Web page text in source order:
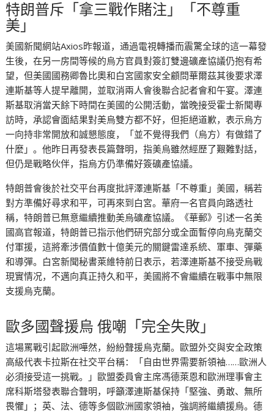
特朗普斥「拿三戰作賭注」「不尊重
美」
美國新聞網站Axios昨報道，通過電視轉播而震驚全球的這一幕發
生後，在另一房間等候的烏方官員對簽訂雙邊礦產協議仍抱有希
望，但美國國務卿魯比奧和白宮國家安全顧問華爾茲其後要求澤
連斯基等人提早離開，並取消兩人會後聯合記者會和午宴。澤連
斯基取消當天餘下時間在美國的公開活動，當晚接受霍士新聞專
訪時，承認會面結果對美烏雙方都不好，但拒絕道歉，表示烏方
一向持非常開放和誠懇態度，「並不覺得我們（烏方）有做錯了
什麼」。他昨日再發表長篇聲明，指美烏雖然經歷了艱難對話，
但仍是戰略伙伴，指烏方仍準備好簽礦產協議。
特朗普會後於社交平台再度批評澤連斯基「不尊重」美國，稱若
對方準備好尋求和平，可再來到白宮。華府一名官員向路透社
稱，特朗普已無意繼續推動美烏礦產協議。《華郵》引述一名美
國高官報道，特朗普已指示他們研究部分或全面暫停向烏克蘭交
付軍援，這將牽涉價值數十億美元的關鍵雷達系統、軍車、彈藥
和導彈。白宮新聞秘書萊維特前日表示，若澤連斯基不接受烏戰
現實情况，不邁向真正持久和平，美國將不會繼續在戰事中無限
支援烏克蘭。
歐多國聲援烏 俄嘲「完全失敗」
這場罵戰引起歐洲嘩然，紛紛聲援烏克蘭。歐盟外交與安全政策
高級代表卡拉斯在社交平台稱：「自由世界需要新領袖……歐洲人
必須接受這一挑戰。」歐盟委員會主席馮德萊恩和歐洲理事會主
席科斯塔發表聯合聲明，呼籲澤連斯基保持「堅強、勇敢、無所
畏懼」；英、法、德等多個歐洲國家領袖，強調將繼續援烏。德